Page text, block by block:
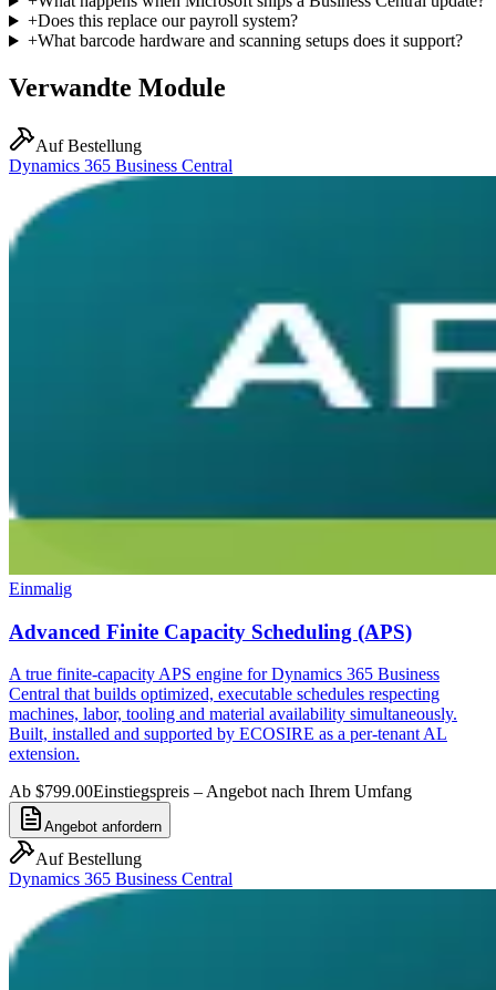
+Does this replace our payroll system?
+What barcode hardware and scanning setups does it support?
Verwandte Module
Auf Bestellung
Dynamics 365 Business Central
Einmalig
Advanced Finite Capacity Scheduling (APS)
A true finite-capacity APS engine for Dynamics 365 Business
Central that builds optimized, executable schedules respecting
machines, labor, tooling and material availability simultaneously.
Built, installed and supported by ECOSIRE as a per-tenant AL
extension.
Ab $799.00Einstiegspreis – Angebot nach Ihrem Umfang
Angebot anfordern
Auf Bestellung
Dynamics 365 Business Central